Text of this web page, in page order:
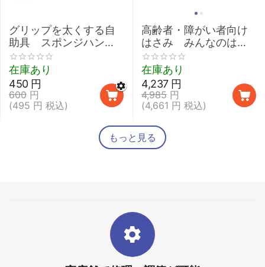
グリップを太くする自
助具 スポンジハンド
ル 【介護 握力 弱い
鉛筆 取り外し 太柄スプ
ーン】
在庫あり
600 円
450 円
(495 円 税込)
高齢者・障がい者向け
はさみ みんなのはさ
みmimi
在庫あり
4,985 円
4,237 円
(4,661 円 税込)
もっと見る